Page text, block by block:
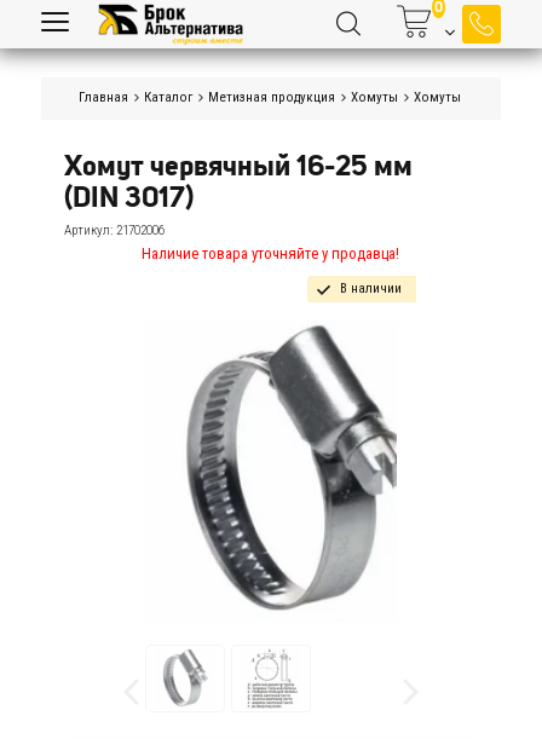
Главная Каталог Метизная продукция Хомуты Хомуты червячные
Хомут червячный 16-25 мм
(DIN 3017)
Артикул:21702006
Наличие товара уточняйте у продавца!
В наличии